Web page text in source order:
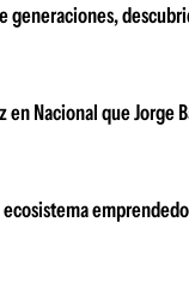
Nacional que Jorge